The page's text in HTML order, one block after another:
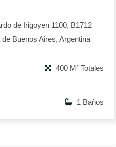
de Irigoyen 1100, B1712
Buenos Aires, Argentina
400 M² Totales
1 Baños